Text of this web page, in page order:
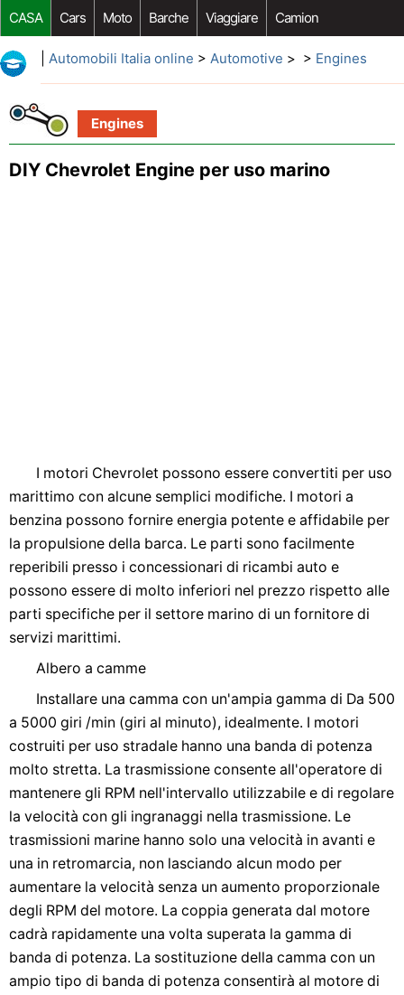
CASA Cars Moto Barche Viaggiare Camion
Riparazione Auto Acquisto Auto Car Opzioni Aftermarket
Automobili Italia online > Automotive > > Engines
Engines
DIY Chevrolet Engine per uso marino
I motori Chevrolet possono essere convertiti per uso
marittimo con alcune semplici modifiche. I motori a
benzina possono fornire energia potente e affidabile per
la propulsione della barca. Le parti sono facilmente
reperibili presso i concessionari di ricambi auto e
possono essere di molto inferiori nel prezzo rispetto alle
parti specifiche per il settore marino di un fornitore di
servizi marittimi.
Albero a camme
Installare una camma con un'ampia gamma di Da 500
a 5000 giri /min (giri al minuto), idealmente. I motori
costruiti per uso stradale hanno una banda di potenza
molto stretta. La trasmissione consente all'operatore di
mantenere gli RPM nell'intervallo utilizzabile e di regolare
la velocità con gli ingranaggi nella trasmissione. Le
trasmissioni marine hanno solo una velocità in avanti e
una in retromarcia, non lasciando alcun modo per
aumentare la velocità senza un aumento proporzionale
degli RPM del motore. La coppia generata dal motore
cadrà rapidamente una volta superata la gamma di
banda di potenza. La sostituzione della camma con un
ampio tipo di banda di potenza consentirà al motore di